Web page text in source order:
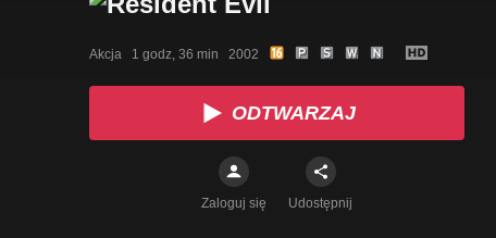
Akcja   1 godz, 36 min   2002
ODTWARZAJ
Zaloguj się Udostępnij